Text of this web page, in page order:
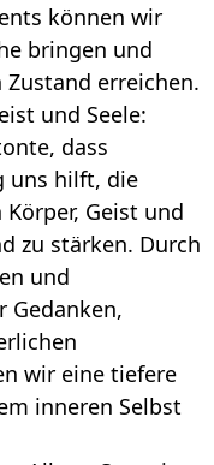
können wir
bringen und
erreichen.
und Seele:
dass
uns hilft, die
Geist und
zu stärken. Durch
und
Gedanken,
wir eine tiefere
inneren Selbst